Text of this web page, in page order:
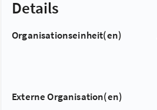
Details
Organisationseinheit(en)
Externe Organisation(en)